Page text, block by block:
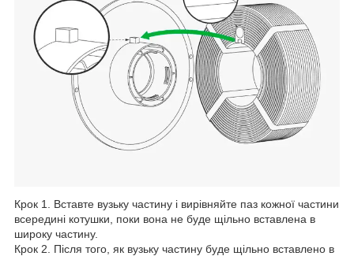
Крок 1. Вставте вузьку частину і вирівняйте паз кожної частини
всередині котушки, поки вона не буде щільно вставлена в
широку частину.
Крок 2. Після того, як вузьку частину буде щільно вставлено в